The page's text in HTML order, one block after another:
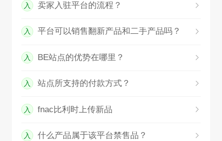
入 卖家入驻平台的流程？
入 平台可以销售翻新产品和二手产品吗？
入 BE站点的优势在哪里？
入 站点所支持的付款方式？
入 fnac比利时上传新品
入 什么产品属于该平台禁售品？